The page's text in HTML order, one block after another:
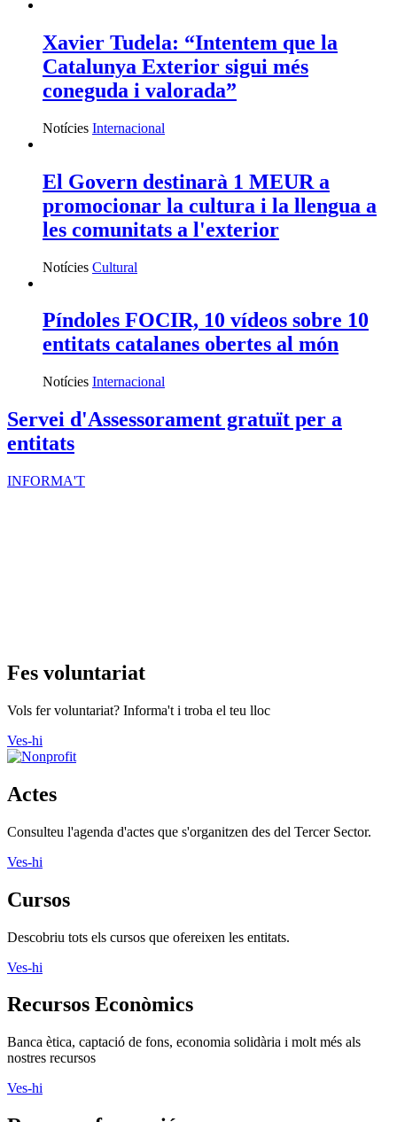
Xavier Tudela: “Intentem que la
Catalunya Exterior sigui més
coneguda i valorada”
Notícies Internacional
El Govern destinarà 1 MEUR a
promocionar la cultura i la llengua a
les comunitats a l'exterior
Notícies Cultural
Píndoles FOCIR, 10 vídeos sobre 10
entitats catalanes obertes al món
Notícies Internacional
Servei d'Assessorament gratuït per a
entitats
INFORMA'T
Fes voluntariat
Vols fer voluntariat? Informa't i troba el teu lloc
Ves-hi
Actes
Consulteu l'agenda d'actes que s'organitzen des del Tercer Sector.
Ves-hi
Cursos
Descobriu tots els cursos que ofereixen les entitats.
Ves-hi
Recursos Econòmics
Banca ètica, captació de fons, economia solidària i molt més als
nostres recursos
Ves-hi